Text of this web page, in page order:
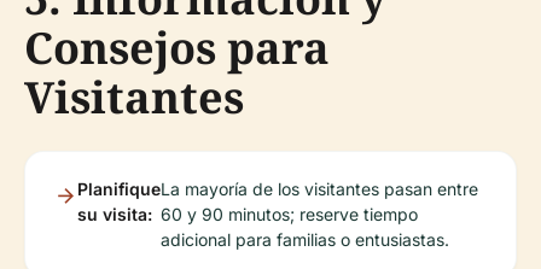
Consejos para
Visitantes
Planifique
su visita:
La mayoría de los visitantes pasan entre
60 y 90 minutos; reserve tiempo
adicional para familias o entusiastas.